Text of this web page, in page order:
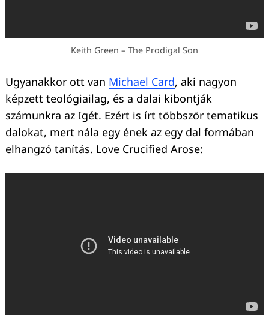
Keith Green – The Prodigal Son
Ugyanakkor ott van Michael Card, aki nagyon
képzett teológiailag, és a dalai kibontják
számunkra az Igét. Ezért is írt többször tematikus
dalokat, mert nála egy ének az egy dal formában
elhangzó tanítás. Love Crucified Arose: